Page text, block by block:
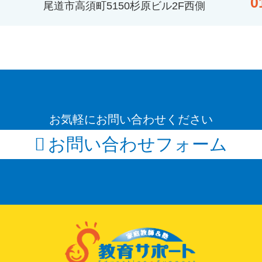
尾道市高須町5150杉原ビル2F西側
お気軽にお問い合わせください
お問い合わせフォーム